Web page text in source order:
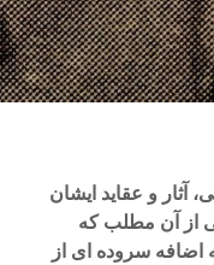
آثار و عقاید ایشان
شده است که بخشی از آن مطلب که
سروده ای از